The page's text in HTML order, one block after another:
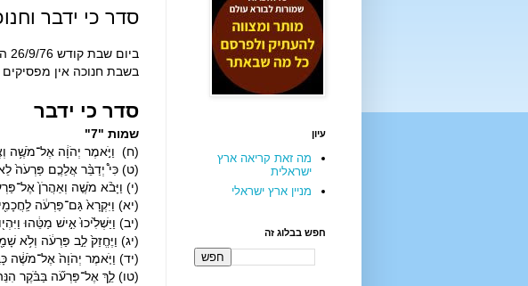
סדר כי ידבר
ביום שבת קודש 26/9/76 הקריאה המומלצת לבני ישראל הינה סדר
בשבת חנוכה אין
סדר כי ידבר
שמות "7"
(ח) וַיֹּ֣אמֶר יְהֹוָ֔ה אֶל־מֹשֶׁ֥ה
(ט) כִּי֩ יְדַבֵּ֨ר אֲלֵכֶ֤ם פַּרְעֹה֙
(י) וַיָּבֹ֨א מֹשֶׁ֤ה וְאַהֲרֹן֙
(יא) וַיִּקְרָא֙ גַּם־פַּרְעֹ֔ה
(יב) וַיַּשְׁלִ֙יכוּ֙ אִ֣ישׁ מַטֵּ֔הוּ
(יג) וַיֶּחֱזַק֙ לֵ֣ב פַּרְעֹ֔ה וְלֹ֥א
(יד) וַיֹּ֤אמֶר יְהֹוָה֙ אֶל־מֹשֶׁ֔ה
(טו) לֵ֣ךְ אֶל־פַּרְעֹ֞ה בַּבֹּ֗קֶר
עיון
מה זאת קריאה ארץ
ישראלית
מניין ארץ ישראלי
חפש בבלוג זה